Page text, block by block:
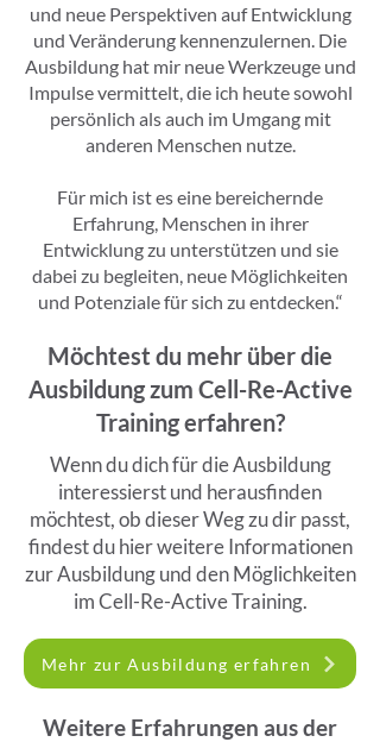
und neue Perspektiven auf Entwicklung
und Veränderung kennenzulernen. Die
Ausbildung hat mir neue Werkzeuge und
Impulse vermittelt, die ich heute sowohl
persönlich als auch im Umgang mit
anderen Menschen nutze.
Für mich ist es eine bereichernde
Erfahrung, Menschen in ihrer
Entwicklung zu unterstützen und sie
dabei zu begleiten, neue Möglichkeiten
und Potenziale für sich zu entdecken.“
Möchtest du mehr über die
Ausbildung zum Cell-Re-Active
Training erfahren?
Wenn du dich für die Ausbildung
interessierst und herausfinden
möchtest, ob dieser Weg zu dir passt,
findest du hier weitere Informationen
zur Ausbildung und den Möglichkeiten
im Cell-Re-Active Training.
Mehr zur Ausbildung erfahren
Weitere Erfahrungen aus der